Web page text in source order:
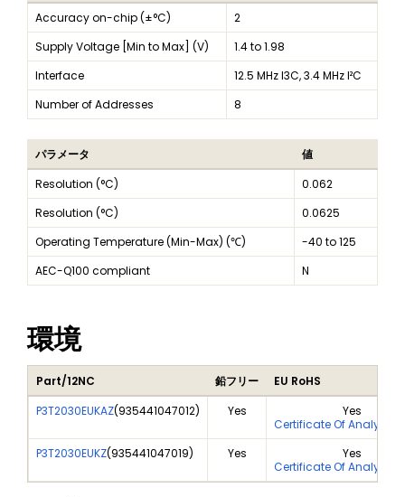
Accuracy on-chip (±°C)
2
Supply Voltage [Min to Max] (V)
1.4 to 1.98
Interface
12.5 MHz I3C, 3.4 MHz I²C
Number of Addresses
8
パラメータ
値
Resolution (°C)
0.062
Resolution (°C)
0.0625
Operating Temperature (Min-Max) (℃)
-40 to 125
AEC-Q100 compliant
N
環境
Part/12NC 鉛フリー
EU RoHS
P3T2030EUKAZ(935441047012) Yes
Yes
Certificate Of Analysis
P3T2030EUKZ(935441047019) Yes
Yes
Certificate Of Analysis